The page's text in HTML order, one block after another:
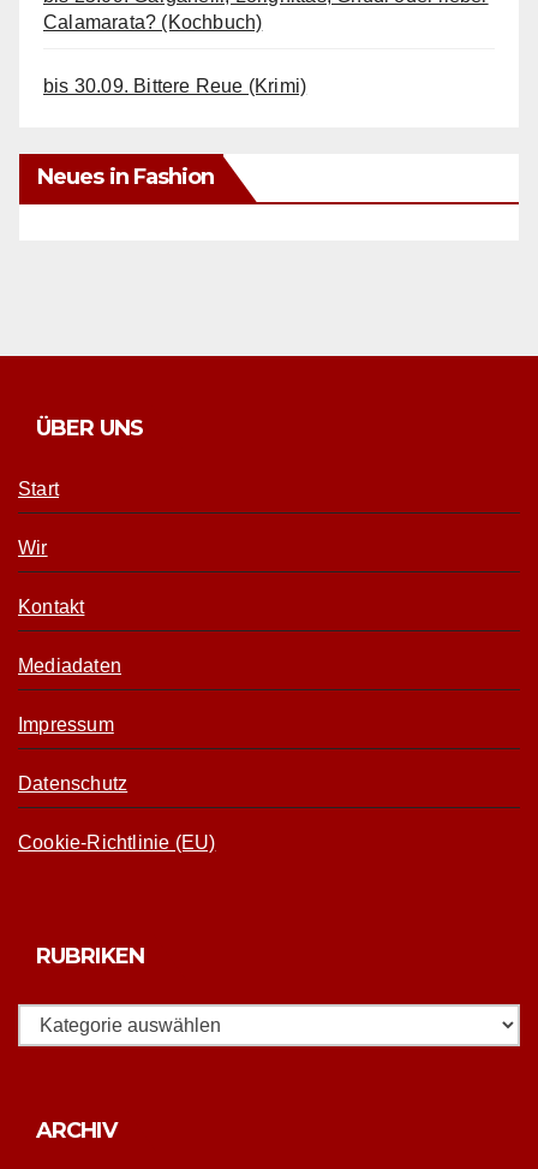
Calamarata? (Kochbuch)
bis 30.09. Bittere Reue (Krimi)
Neues in Fashion
ÜBER UNS
Start
Wir
Kontakt
Mediadaten
Impressum
Datenschutz
Cookie-Richtlinie (EU)
RUBRIKEN
Rubriken
ARCHIV